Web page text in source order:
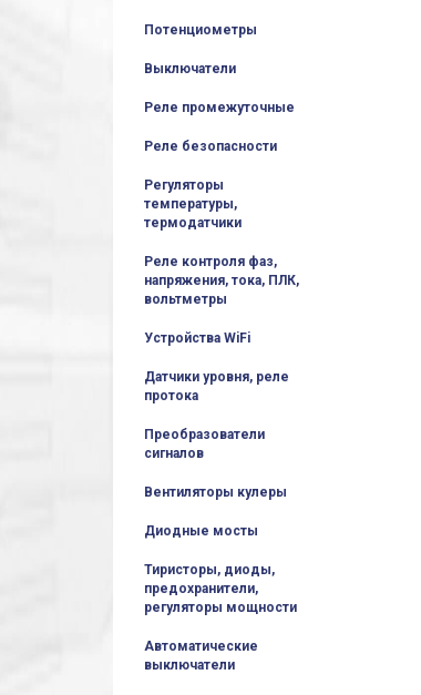
Потенциометры
Выключатели
Реле промежуточные
Реле безопасности
Регуляторы
температуры,
термодатчики
Реле контроля фаз,
напряжения, тока, ПЛК,
вольтметры
Устройства WiFi
Датчики уровня, реле
протока
Преобразователи
сигналов
Вентиляторы кулеры
Диодные мосты
Тиристоры, диоды,
предохранители,
регуляторы мощности
Автоматические
выключатели